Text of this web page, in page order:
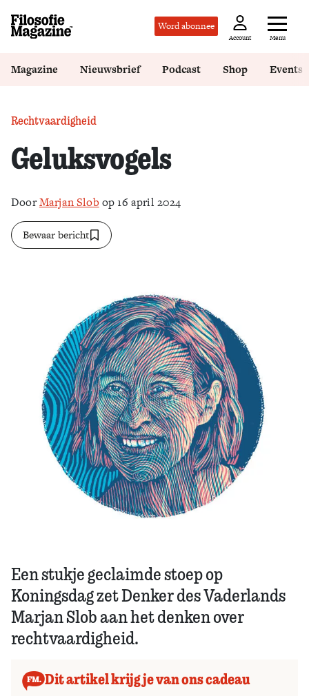
Word abonnee
Account Menu
Zoek
Magazine Nieuwsbrief Podcast Shop Events
Rechtvaardigheid
Geluksvogels
DoorMarjan Slob op 16 april 2024
Bewaar bericht
Een stukje geclaimde stoep op
Koningsdag zet Denker des Vaderlands
Marjan Slob aan het denken over
rechtvaardigheid.
Dit artikel krijg je van ons cadeau